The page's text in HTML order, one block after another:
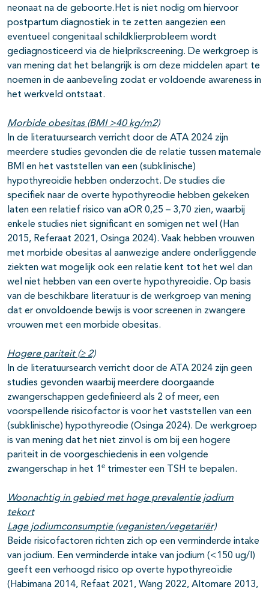
neonaat na de geboorte.Het is niet nodig om hiervoor
postpartum diagnostiek in te zetten aangezien een
eventueel congenitaal schildklierprobleem wordt
gediagnosticeerd via de hielprikscreening. De werkgroep is
van mening dat het belangrijk is om deze middelen apart te
noemen in de aanbeveling zodat er voldoende awareness in
het werkveld ontstaat.
Morbide obesitas (BMI >40 kg/m2)
In de literatuursearch verricht door de ATA 2024 zijn
meerdere studies gevonden die de relatie tussen maternale
BMI en het vaststellen van een (subklinische)
hypothyreoidie hebben onderzocht. De studies die
specifiek naar de overte hypothyreodie hebben gekeken
laten een relatief risico van aOR 0,25 – 3,70 zien, waarbij
enkele studies niet significant en somigen net wel (Han
2015, Referaat 2021, Osinga 2024). Vaak hebben vrouwen
met morbide obesitas al aanwezige andere onderliggende
ziekten wat mogelijk ook een relatie kent tot het wel dan
wel niet hebben van een overte hypothyreoidie. Op basis
van de beschikbare literatuur is de werkgroep van mening
dat er onvoldoende bewijs is voor screenen in zwangere
vrouwen met een morbide obesitas.
Hogere pariteit (≥2)
In de literatuursearch verricht door de ATA 2024 zijn geen
studies gevonden waarbij meerdere doorgaande
zwangerschappen gedefinieerd als 2 of meer, een
voorspellende risicofactor is voor het vaststellen van een
(subklinische) hypothyreodie (Osinga 2024). De werkgroep
is van mening dat het niet zinvol is om bij een hogere
pariteit in de voorgeschiedenis in een volgende
zwangerschap in het 1 e trimester een TSH te bepalen.
Woonachtig in gebied met hoge prevalentie jodium
tekort
Lage jodiumconsumptie (veganisten/vegetariër)
Beide risicofactoren richten zich op een verminderde intake
van jodium. Een verminderde intake van jodium (<150 ug/l)
geeft een verhoogd risico op overte hypothyreoïdie
(Habimana 2014, Refaat 2021, Wang 2022, Altomare 2013,